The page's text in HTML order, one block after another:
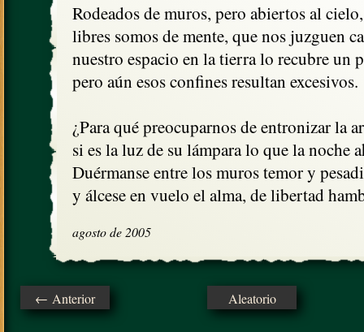
Rodeados de muros, pero abiertos al cielo,
libres somos de mente, que nos juzguen
nuestro espacio en la tierra lo recubre un
pero aún esos confines resultan excesivos.
¿Para qué preocuparnos de entronizar la
si es la luz de su lámpara lo que la noche
Duérmanse entre los muros temor y
y álcese en vuelo el alma, de libertad
agosto de 2005
← Anterior Aleatorio